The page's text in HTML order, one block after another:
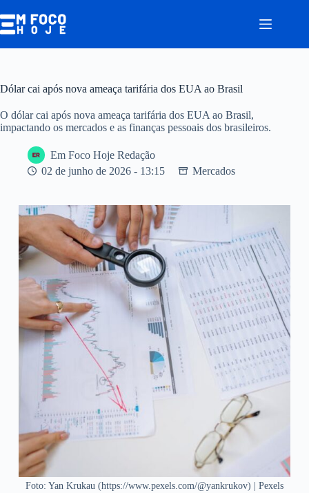
para
o
Dólar cai após nova ameaça tarifária dos EUA ao Brasil
O dólar cai após nova ameaça tarifária dos EUA ao Brasil,
impactando os mercados e as finanças pessoais dos brasileiros.
Em Foco Hoje Redação
02 de junho de 2026 - 13:15
Mercados
Foto: Yan Krukau (https://www.pexels.com/@yankrukov) | Pexels